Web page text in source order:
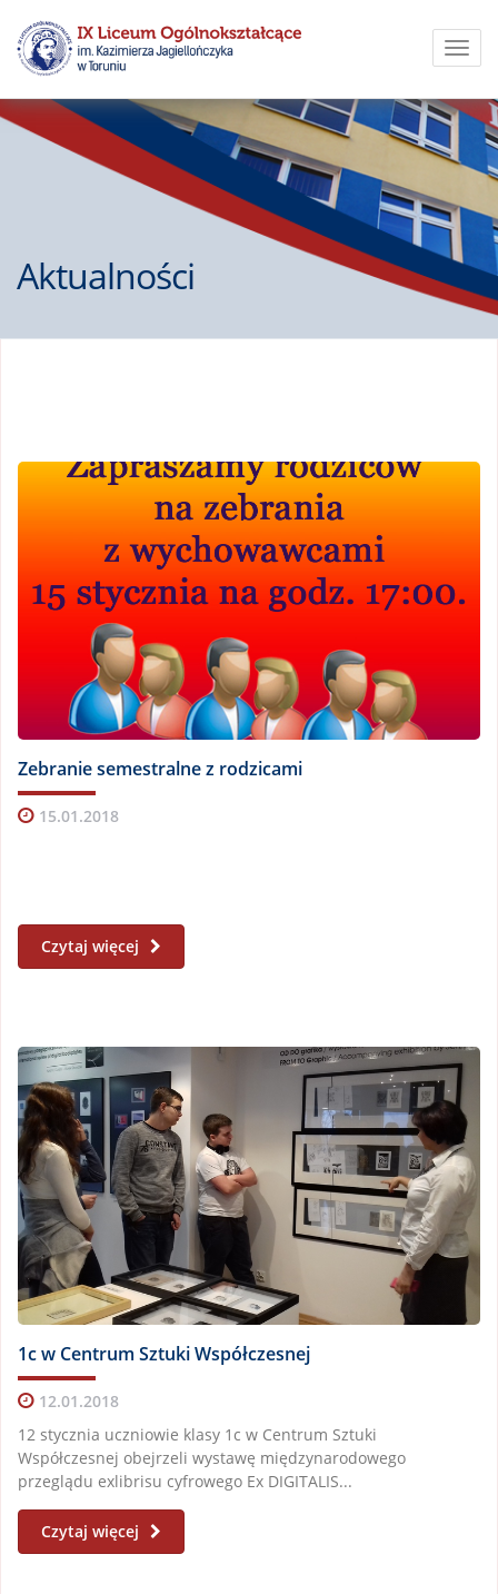
Aktualności
Zebranie semestralne z rodzicami
15.01.2018
Czytaj więcej
1c w Centrum Sztuki Współczesnej
12.01.2018
12 stycznia uczniowie klasy 1c w Centrum Sztuki
Współczesnej obejrzeli wystawę międzynarodowego
przeglądu exlibrisu cyfrowego Ex DIGITALIS...
Czytaj więcej